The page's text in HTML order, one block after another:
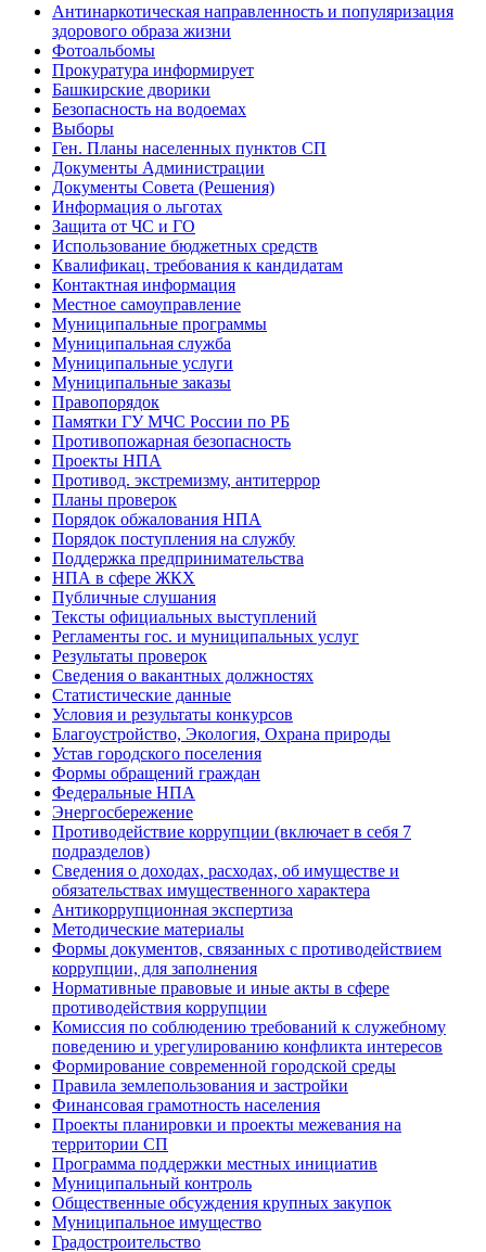
Антинаркотическая направленность и популяризация
здорового образа жизни
Фотоальбомы
Прокуратура информирует
Башкирские дворики
Безопасность на водоемах
Выборы
Ген. Планы населенных пунктов СП
Документы Администрации
Документы Совета (Решения)
Информация о льготах
Защита от ЧС и ГО
Использование бюджетных средств
Квалификац. требования к кандидатам
Контактная информация
Местное самоуправление
Муниципальные программы
Муниципальная служба
Муниципальные услуги
Муниципальные заказы
Правопорядок
Памятки ГУ МЧС России по РБ
Противопожарная безопасность
Проекты НПА
Противод. экстремизму, антитеррор
Планы проверок
Порядок обжалования НПА
Порядок поступления на службу
Поддержка предпринимательства
НПА в сфере ЖКХ
Публичные слушания
Тексты официальных выступлений
Регламенты гос. и муниципальных услуг
Результаты проверок
Сведения о вакантных должностях
Статистические данные
Условия и результаты конкурсов
Благоустройство, Экология, Охрана природы
Устав городского поселения
Формы обращений граждан
Федеральные НПА
Энергосбережение
Противодействие коррупции (включает в себя 7
подразделов)
Сведения о доходах, расходах, об имуществе и
обязательствах имущественного характера
Антикоррупционная экспертиза
Методические материалы
Формы документов, связанных с противодействием
коррупции, для заполнения
Нормативные правовые и иные акты в сфере
противодействия коррупции
Комиссия по соблюдению требований к служебному
поведению и урегулированию конфликта интересов
Формирование современной городской среды
Правила землепользования и застройки
Финансовая грамотность населения
Проекты планировки и проекты межевания на
территории СП
Программа поддержки местных инициатив
Муниципальный контроль
Общественные обсуждения крупных закупок
Муниципальное имущество
Градостроительство